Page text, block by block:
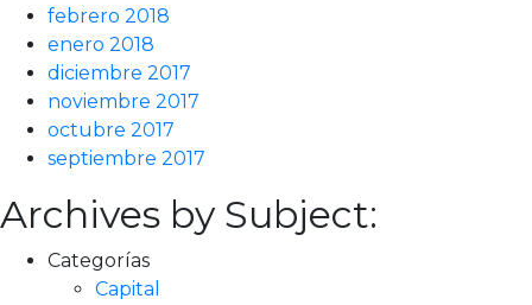
febrero 2018
enero 2018
diciembre 2017
noviembre 2017
octubre 2017
septiembre 2017
Archives by Subject:
Categorías
Capital